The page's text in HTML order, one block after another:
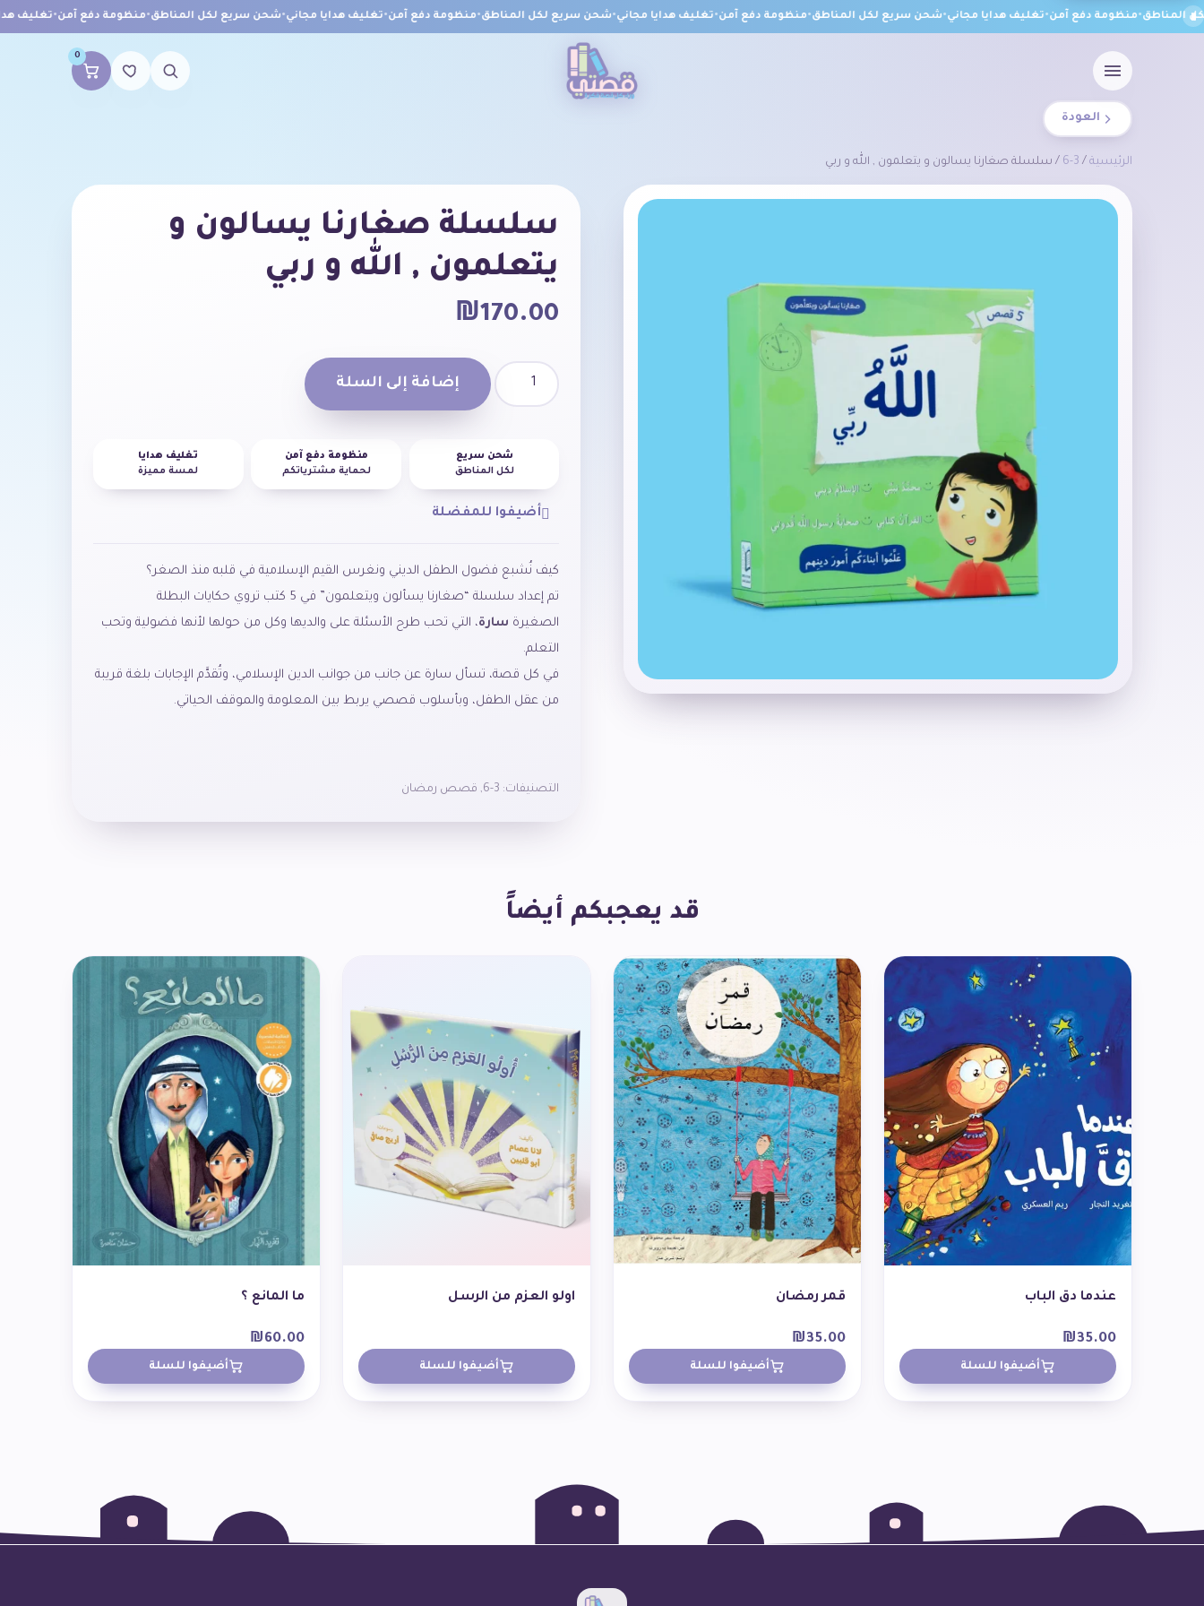
•منظومة دفع آمن•تغليف هدايا مجاني•شحن سريع لكل المناطق•منظومة دفع آمن•تغليف هدايا مجاني•شحن سريع لكل المناطق•منظومة دفع آمن•تغليف هدايا مجاني•شحن سريع لكل المناطق•منظومة دفع آمن•تغليف
0
العودة
الرئيسية /
3-6 / سلسلة صغارنا يسالون و يتعلمون , الله و ربي
سلسلة صغارنا يسالون و
يتعلمون , الله و ربي
₪170.00
إضافة إلى السلة
شحن سريع
لكل المناطق
منظومة دفع آمن
لحماية مشترياتكم
تغليف هدايا
لمسة مميزة
أضيفوا للمفضلة
كيف نُشبع فضول الطفل الديني ونغرس القيم الإسلامية في قلبه منذ الصغر؟
تم إعداد سلسلة “صغارنا يسألون ويتعلمون” في 5 كتب تروي حكايات البطلة
الصغيرة سارة، التي تحب طرح الأسئلة على والديها وكل من حولها لأنها فضولية وتحب
التعلم.
في كل قصة، تسأل سارة عن جانب من جوانب الدين الإسلامي، وتُقدَّم الإجابات بلغة قريبة
من عقل الطفل، وبأسلوب قصصي يربط بين المعلومة والموقف الحياتي.
التصنيفات: 3-6
, قصص رمضان
قد يعجبكم أيضاً
عندما دق الباب
₪35.00
أضيفوا للسلة
قمر رمضان
₪35.00
أضيفوا للسلة
اولو العزم من الرسل
أضيفوا للسلة
ما المانع ؟
₪60.00
أضيفوا للسلة